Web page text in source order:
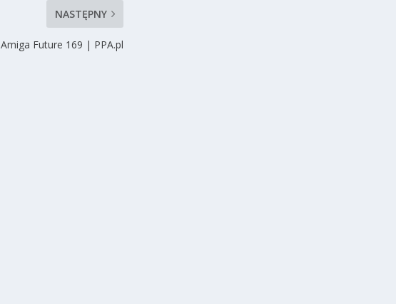
NASTĘPNY
Amiga Future 169 | PPA.pl